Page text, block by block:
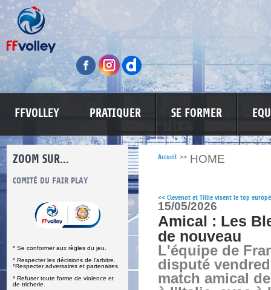
FFVOLLEY PRATIQUER SE FORMER
ZOOM SUR...
COMITÉ DU FAIR PLAY
* Se conformer aux règles du jeu.
* Respecter les décisions de l’arbitre.
*Respecter adversaires et partenaires.
* Refuser toute forme de violence et
de tricherie.
LUTTE CONTRE LES VIOLENCES
Accueil >> HOME
<< Clevenot et Tillie visent le top
15/05/2026
Amical : Les
de nouveau
L'équipe de
disputé
match amical